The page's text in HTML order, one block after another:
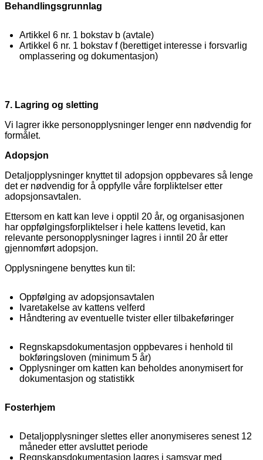
Behandlingsgrunnlag
Artikkel 6 nr. 1 bokstav b (avtale)
Artikkel 6 nr. 1 bokstav f (berettiget interesse i forsvarlig
omplassering og dokumentasjon)
7. Lagring og sletting
Vi lagrer ikke personopplysninger lenger enn nødvendig for
formålet.
Adopsjon
Detaljopplysninger knyttet til adopsjon oppbevares så lenge
det er nødvendig for å oppfylle våre forpliktelser etter
adopsjonsavtalen.
Ettersom en katt kan leve i opptil 20 år, og organisasjonen
har oppfølgingsforpliktelser i hele kattens levetid, kan
relevante personopplysninger lagres i inntil 20 år etter
gjennomført adopsjon.
Opplysningene benyttes kun til:
Oppfølging av adopsjonsavtalen
Ivaretakelse av kattens velferd
Håndtering av eventuelle tvister eller tilbakeføringer
Regnskapsdokumentasjon oppbevares i henhold til
bokføringsloven (minimum 5 år)
Opplysninger om katten kan beholdes anonymisert for
dokumentasjon og statistikk
Fosterhjem
Detaljopplysninger slettes eller anonymiseres senest 12
måneder etter avsluttet periode
Regnskapsdokumentasjon lagres i samsvar med